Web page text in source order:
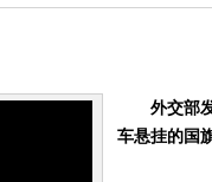
外交部
车悬挂的国